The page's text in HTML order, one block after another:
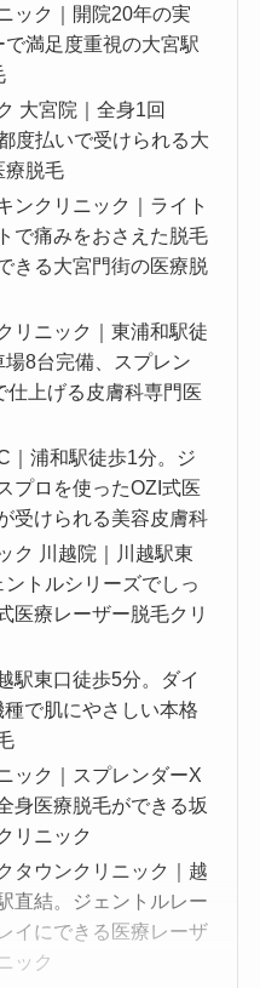
ック｜開院20年の実
満足度重視の大宮駅
大宮院｜全身1回
度払いで受けられる大
療脱毛
ンクリニック｜ライト
で痛みをおさえた脱毛
きる大宮門街の医療脱
リニック｜東浦和駅徒
8台完備、スプレン
仕上げる皮膚科専門医
｜浦和駅徒歩1分。ジ
プロを使ったOZI式医
受けられる美容皮膚科
ク 川越院｜川越駅東
トルシリーズでしっ
医療レーザー脱毛クリ
駅東口徒歩5分。ダイ
で肌にやさしい本格
ック｜スプレンダーX
身医療脱毛ができる坂
リニック
タウンクリニック｜越
直結。ジェントルレー
イにできる医療レーザ
ック